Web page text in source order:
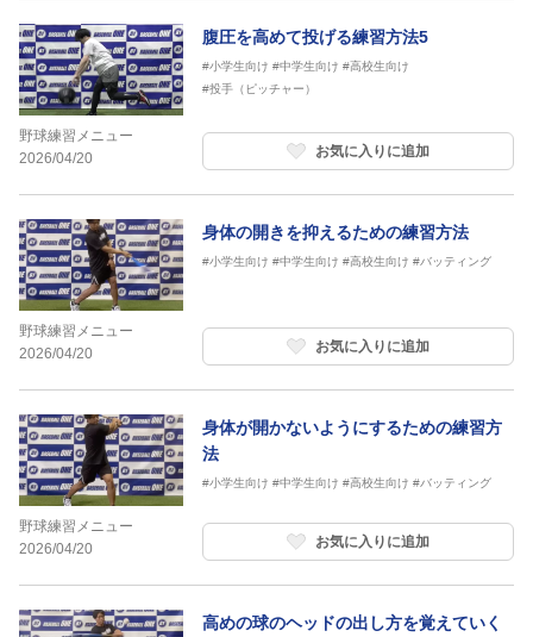
野球練習メニュー
2026/04/20
腹圧を高めて投げる練習方法5
#小学生向け #中学生向け #高校生向け
#投手（ピッチャー）
お気に入りに追加
野球練習メニュー
2026/04/20
身体の開きを抑えるための練習方法
#小学生向け #中学生向け #高校生向け #バッティング
お気に入りに追加
野球練習メニュー
2026/04/20
身体が開かないようにするための練習方
法
#小学生向け #中学生向け #高校生向け #バッティング
お気に入りに追加
高めの球のヘッドの出し方を覚えていく